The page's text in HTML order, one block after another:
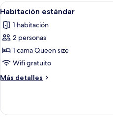
Abrir
todas
las
fotos
de
Habitación
estándar
6
Habitación estándar
1 habitación
2 personas
1 cama Queen size
Wifi gratuito
Más detalles
Más
estándar